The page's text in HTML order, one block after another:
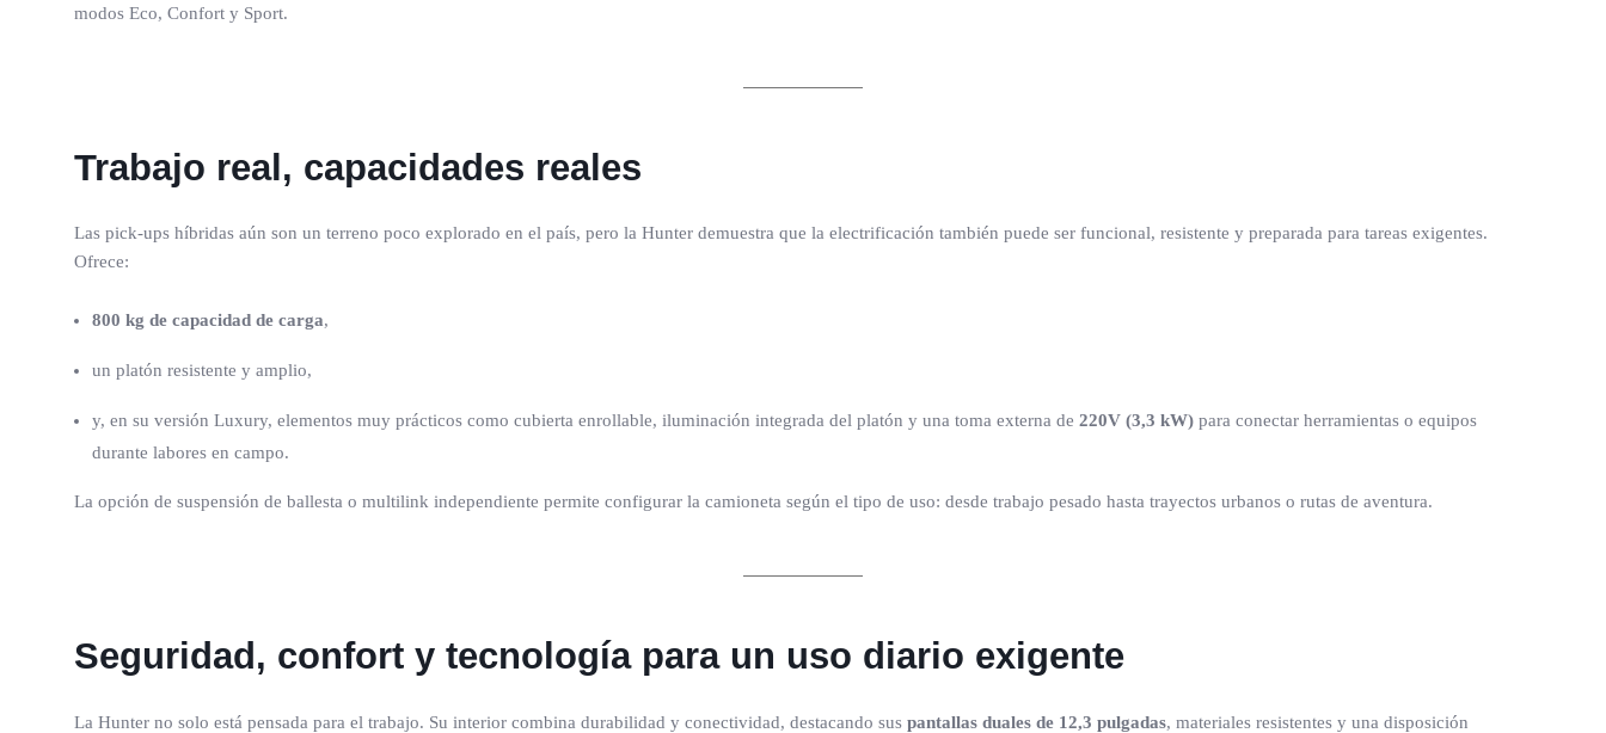
modos Eco, Confort y Sport.
Trabajo real, capacidades reales
Las pick-ups híbridas aún son un terreno poco explorado en el país, pero la Hunter demuestra que la electrificación también puede ser funcional, resistente y preparada para tareas exigentes.
Ofrece:
800 kg de capacidad de carga,
un platón resistente y amplio,
y, en su versión Luxury, elementos muy prácticos como cubierta enrollable, iluminación integrada del platón y una toma externa de 220V (3,3 kW) para conectar herramientas o equipos
durante labores en campo.
La opción de suspensión de ballesta o multilink independiente permite configurar la camioneta según el tipo de uso: desde trabajo pesado hasta trayectos urbanos o rutas de aventura.
Seguridad, confort y tecnología para un uso diario exigente
La Hunter no solo está pensada para el trabajo. Su interior combina durabilidad y conectividad, destacando sus pantallas duales de 12,3 pulgadas, materiales resistentes y una disposición